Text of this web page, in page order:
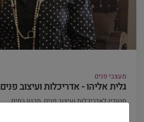
מעצבי פנים
גלית אליהו - אדריכלות ועיצוב פנים
סטודיו לאדריכלות ועיצוב פנים. תכנון בתים...